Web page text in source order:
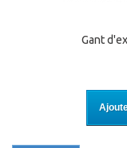
Gant